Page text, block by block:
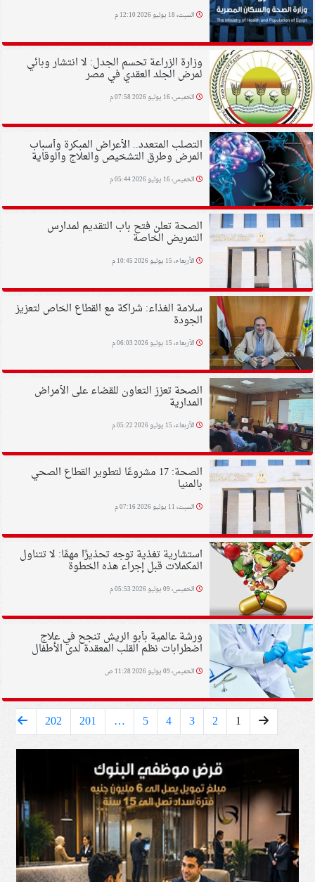
السبت، 18 يوليو 2026 12:10 م
وزارة الزراعة تحسم الجدل: لا انتشار وبائي
لمرض الجلد العقدي في مصر
الخميس، 16 يوليو 2026 07:58 م
التصلب المتعدد.. الأعراض المبكرة وأسباب
المرض وطرق التشخيص والعلاج والوقاية
الخميس، 16 يوليو 2026 05:44 م
الصحة تعلن فتح باب التقديم لمدارس
التمريض الخاصة
الأربعاء، 15 يوليو 2026 10:45 م
سلامة الغذاء: شراكة مع القطاع الخاص لتعزيز
الجودة
الأربعاء، 15 يوليو 2026 06:03 م
الصحة تعزز التعاون للقضاء على الأمراض
المدارية
الأربعاء، 15 يوليو 2026 05:22 م
الصحة: 17 مشروعًا لتطوير القطاع الصحي
بالمنيا
السبت، 11 يوليو 2026 07:16 م
استشارية تغذية توجه تحذيرًا مهمًا: لا تتناول
المكملات قبل إجراء هذه الخطوة
الخميس، 09 يوليو 2026 05:53 م
ورشة عالمية بأبو الريش تنجح في علاج
اضطرابات نظم القلب المعقدة لدى الأطفال
الخميس، 09 يوليو 2026 11:28 ص
1
2
3
4
5
…
201
202